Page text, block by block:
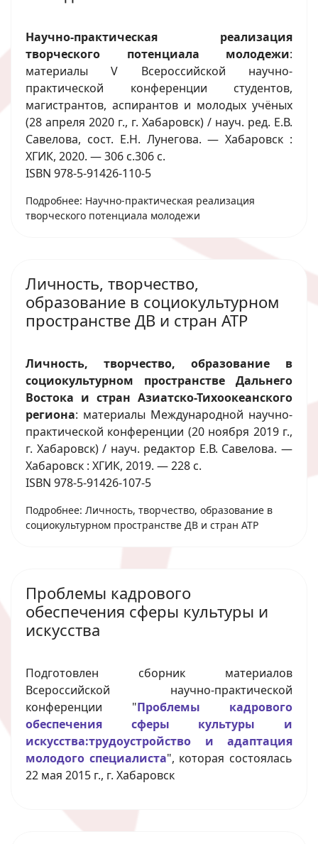
Научно-практическая реализация
творческого потенциала молодежи:
материалы V Всероссийской научно-
практической конференции студентов,
магистрантов, аспирантов и молодых учёных
(28 апреля 2020 г., г. Хабаровск) / науч. ред. Е.В.
Савелова, сост. Е.Н. Лунегова. — Хабаровск :
ХГИК, 2020. — 306 с.306 с.
ISBN 978-5-91426-110-5
Подробнее: Научно-практическая реализация
творческого потенциала молодежи
Личность, творчество,
образование в социокультурном
пространстве ДВ и стран АТР
Личность, творчество, образование в
социокультурном пространстве Дальнего
Востока и стран Азиатско-Тихоокеанского
региона: материалы Международной научно-
практической конференции (20 ноября 2019 г.,
г. Хабаровск) / науч. редактор Е.В. Савелова. —
Хабаровск : ХГИК, 2019. — 228 с.
ISBN 978-5-91426-107-5
Подробнее: Личность, творчество, образование в
социокультурном пространстве ДВ и стран АТР
Проблемы кадрового
обеспечения сферы культуры и
искусства
Подготовлен сборник материалов
Всероссийской научно-практической
конференции "Проблемы кадрового
обеспечения сферы культуры и
искусства:трудоустройство и адаптация
молодого специалиста", которая состоялась
22 мая 2015 г., г. Хабаровск